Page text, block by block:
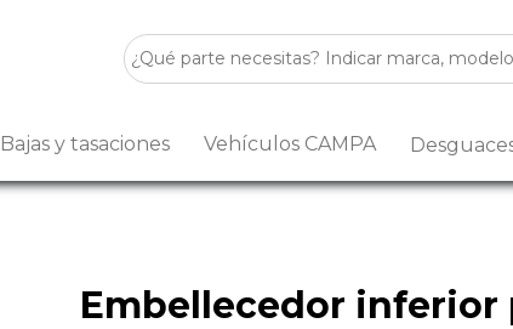
Bajas y tasaciones Vehículos CAMPA
Embellecedor inferior